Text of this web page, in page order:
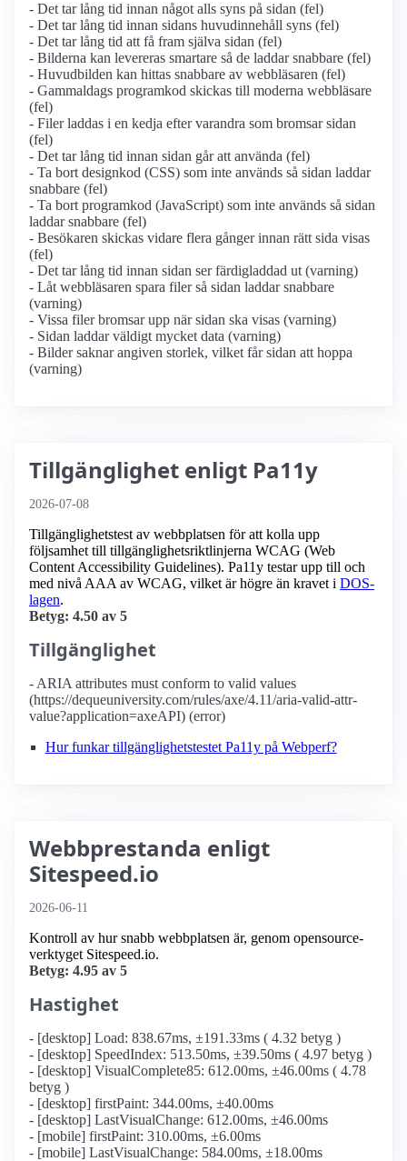
- Det tar lång tid innan något alls syns på sidan (fel)
- Det tar lång tid innan sidans huvudinnehåll syns (fel)
- Det tar lång tid att få fram själva sidan (fel)
- Bilderna kan levereras smartare så de laddar snabbare (fel)
- Huvudbilden kan hittas snabbare av webbläsaren (fel)
- Gammaldags programkod skickas till moderna webbläsare
(fel)
- Filer laddas i en kedja efter varandra som bromsar sidan
(fel)
- Det tar lång tid innan sidan går att använda (fel)
- Ta bort designkod (CSS) som inte används så sidan laddar
snabbare (fel)
- Ta bort programkod (JavaScript) som inte används så sidan
laddar snabbare (fel)
- Besökaren skickas vidare flera gånger innan rätt sida visas
(fel)
- Det tar lång tid innan sidan ser färdigladdad ut (varning)
- Låt webbläsaren spara filer så sidan laddar snabbare
(varning)
- Vissa filer bromsar upp när sidan ska visas (varning)
- Sidan laddar väldigt mycket data (varning)
- Bilder saknar angiven storlek, vilket får sidan att hoppa
(varning)
Tillgänglighet enligt Pa11y
2026-07-08
Tillgänglighetstest av webbplatsen för att kolla upp
följsamhet till tillgänglighets­riktlinjerna WCAG (Web
Content Accessibility Guidelines). Pa11y testar upp till och
med nivå AAA av WCAG, vilket är högre än kravet i DOS-
lagen.
Betyg: 4.50 av 5
Tillgänglighet
- ARIA attributes must conform to valid values
(https://dequeuniversity.com/rules/axe/4.11/aria-valid-attr-
value?application=axeAPI) (error)
Hur funkar tillgänglighetstestet Pa11y på Webperf?
Webbprestanda enligt
Sitespeed.io
2026-06-11
Kontroll av hur snabb webbplatsen är, genom opensource-
verktyget Sitespeed.io.
Betyg: 4.95 av 5
Hastighet
- [desktop] Load: 838.67ms, ±191.33ms ( 4.32 betyg )
- [desktop] SpeedIndex: 513.50ms, ±39.50ms ( 4.97 betyg )
- [desktop] VisualComplete85: 612.00ms, ±46.00ms ( 4.78
betyg )
- [desktop] firstPaint: 344.00ms, ±40.00ms
- [desktop] LastVisualChange: 612.00ms, ±46.00ms
- [mobile] firstPaint: 310.00ms, ±6.00ms
- [mobile] LastVisualChange: 584.00ms, ±18.00ms